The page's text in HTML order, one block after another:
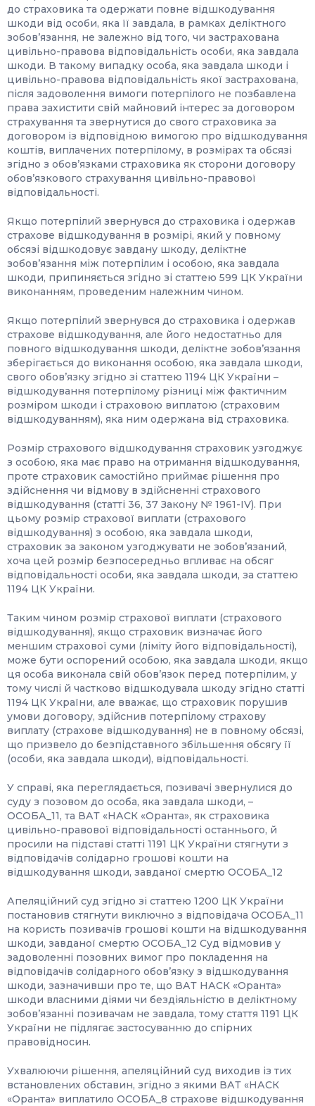
до страховика та одержати повне відшкодування
шкоди від особи, яка її завдала, в рамках деліктного
зобов’язання, не залежно від того, чи застрахована
цивільно-правова відповідальність особи, яка завдала
шкоди. В такому випадку особа, яка завдала шкоди і
цивільно-правова відповідальність якої застрахована,
після задоволення вимоги потерпілого не позбавлена
права захистити свій майновий інтерес за договором
страхування та звернутися до свого страховика за
договором із відповідною вимогою про відшкодування
коштів, виплачених потерпілому, в розмірах та обсязі
згідно з обов’язками страховика як сторони договору
обов’язкового страхування цивільно-правової
відповідальності.
Якщо потерпілий звернувся до страховика і одержав
страхове відшкодування в розмірі, який у повному
обсязі відшкодовує завдану шкоду, деліктне
зобов’язання між потерпілим і особою, яка завдала
шкоди, припиняється згідно зі статтею 599 ЦК України
виконанням, проведеним належним чином.
Якщо потерпілий звернувся до страховика і одержав
страхове відшкодування, але його недостатньо для
повного відшкодування шкоди, деліктне зобов’язання
зберігається до виконання особою, яка завдала шкоди,
свого обов’язку згідно зі статтею 1194 ЦК України –
відшкодування потерпілому різниці між фактичним
розміром шкоди і страховою виплатою (страховим
відшкодуванням), яка ним одержана від страховика.
Розмір страхового відшкодування страховик узгоджує
з особою, яка має право на отримання відшкодування,
проте страховик самостійно приймає рішення про
здійснення чи відмову в здійсненні страхового
відшкодування (статті 36, 37 Закону № 1961-IV). При
цьому розмір страхової виплати (страхового
відшкодування) з особою, яка завдала шкоди,
страховик за законом узгоджувати не зобов’язаний,
хоча цей розмір безпосередньо впливає на обсяг
відповідальності особи, яка завдала шкоди, за статтею
1194 ЦК України.
Таким чином розмір страхової виплати (страхового
відшкодування), якщо страховик визначає його
меншим страхової суми (ліміту його відповідальності),
може бути оспорений особою, яка завдала шкоди, якщо
ця особа виконала свій обов’язок перед потерпілим, у
тому числі й частково відшкодувала шкоду згідно статті
1194 ЦК України, але вважає, що страховик порушив
умови договору, здійснив потерпілому страхову
виплату (страхове відшкодування) не в повному обсязі,
що призвело до безпідставного збільшення обсягу її
(особи, яка завдала шкоди), відповідальності.
У справі, яка переглядається, позивачі звернулися до
суду з позовом до особа, яка завдала шкоди, –
ОСОБА_11, та ВАТ «НАСК «Оранта», як страховика
цивільно-правової відповідальності останнього, й
просили на підставі статті 1191 ЦК України стягнути з
відповідачів солідарно грошові кошти на
відшкодування шкоди, завданої смертю ОСОБА_12
Апеляційний суд згідно зі статтею 1200 ЦК України
постановив стягнути виключно з відповідача ОСОБА_11
на користь позивачів грошові кошти на відшкодування
шкоди, завданої смертю ОСОБА_12 Суд відмовив у
задоволенні позовних вимог про покладення на
відповідачів солідарного обов’язку з відшкодування
шкоди, зазначивши про те, що ВАТ НАСК «Оранта»
шкоди власними діями чи бездіяльністю в деліктному
зобов’язанні позивачам не завдала, тому стаття 1191 ЦК
України не підлягає застосуванню до спірних
правовідносин.
Ухвалюючи рішення, апеляційний суд виходив із тих
встановлених обставин, згідно з якими ВАТ «НАСК
«Оранта» виплатило ОСОБА_8 страхове відшкодування